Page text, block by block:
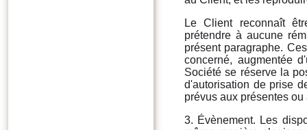
Le Client reconnaît
prétendre à aucune
présent paragraphe.
concerné, augmentée
Société se réserve la
d'autorisation de prise
prévus aux présentes ou
3. Évènement. Les